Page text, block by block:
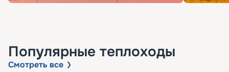
Популярные теплоходы
Смотреть все